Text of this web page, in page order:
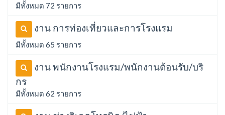
มีทั้งหมด 72 รายการ
งาน การท่องเที่ยวและการโรงแรม
มีทั้งหมด 65 รายการ
งาน พนักงานโรงแรม/พนักงานต้อนรับ/บริ
กร
มีทั้งหมด 62 รายการ